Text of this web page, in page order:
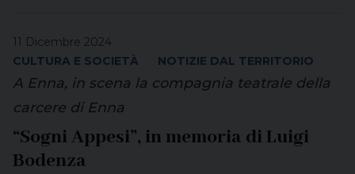
11 Dicembre 2024
CULTURA E SOCIETÀ
NOTIZIE DAL TERRITORIO
A Enna, in scena la compagnia teatrale della
carcere di Enna
“Sogni Appesi”, in memoria di Luigi
Bodenza